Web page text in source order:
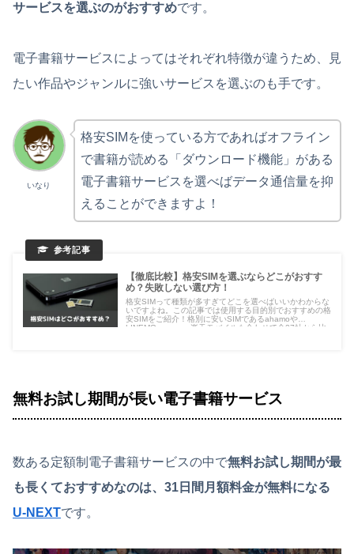
サービスを選ぶのがおすすめです。
電子書籍サービスによってはそれぞれ特徴が違うため、見
たい作品やジャンルに強いサービスを選ぶのも手です。
いなり
格安SIMを使っている方であればオフライン
で書籍が読める「ダウンロード機能」がある
電子書籍サービスを選べばデータ通信量を抑
えることができますよ！
【徹底比較】格安SIMを選ぶならどこがおすす
め？失敗しない選び方！
格安SIMって種類が多すぎてどこを選べばいいかわからな
いですよね。この記事では使用する目的別でおすすめの格
安SIMをご紹介！格別に安いSIMであるahamoや
LINEMO、povo、楽天モバイルも合わせて全27社から比
無料お試し期間が長い電子書籍サービス
数ある定額制電子書籍サービスの中で無料お試し期間が最
も長くておすすめなのは、31日間月額料金が無料になる
U-NEXTです。